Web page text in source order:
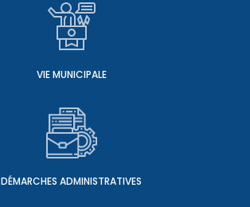
VIE MUNICIPALE
DÉMARCHES ADMINISTRATIVES